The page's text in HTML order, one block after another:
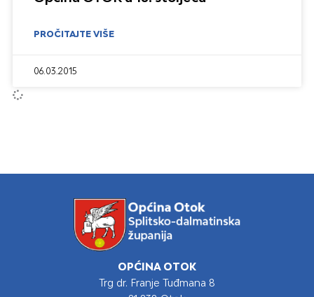
PROČITAJTE VIŠE
06.03.2015
OPĆINA OTOK
Trg dr. Franje Tuđmana 8